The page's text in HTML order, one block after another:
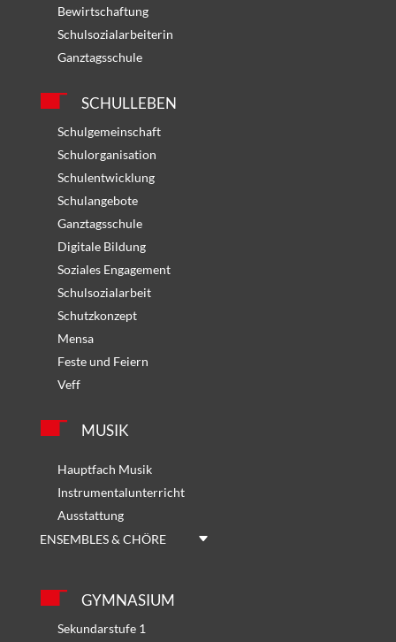
Bewirtschaftung
Schulsozialarbeiterin
Ganztagsschule
SCHULLEBEN
Schulgemeinschaft
Schulorganisation
Schulentwicklung
Schulangebote
Ganztagsschule
Digitale Bildung
Soziales Engagement
Schulsozialarbeit
Schutzkonzept
Mensa
Feste und Feiern
Veff
MUSIK
Hauptfach Musik
Instrumentalunterricht
Ausstattung
ENSEMBLES & CHÖRE
GYMNASIUM
Sekundarstufe 1